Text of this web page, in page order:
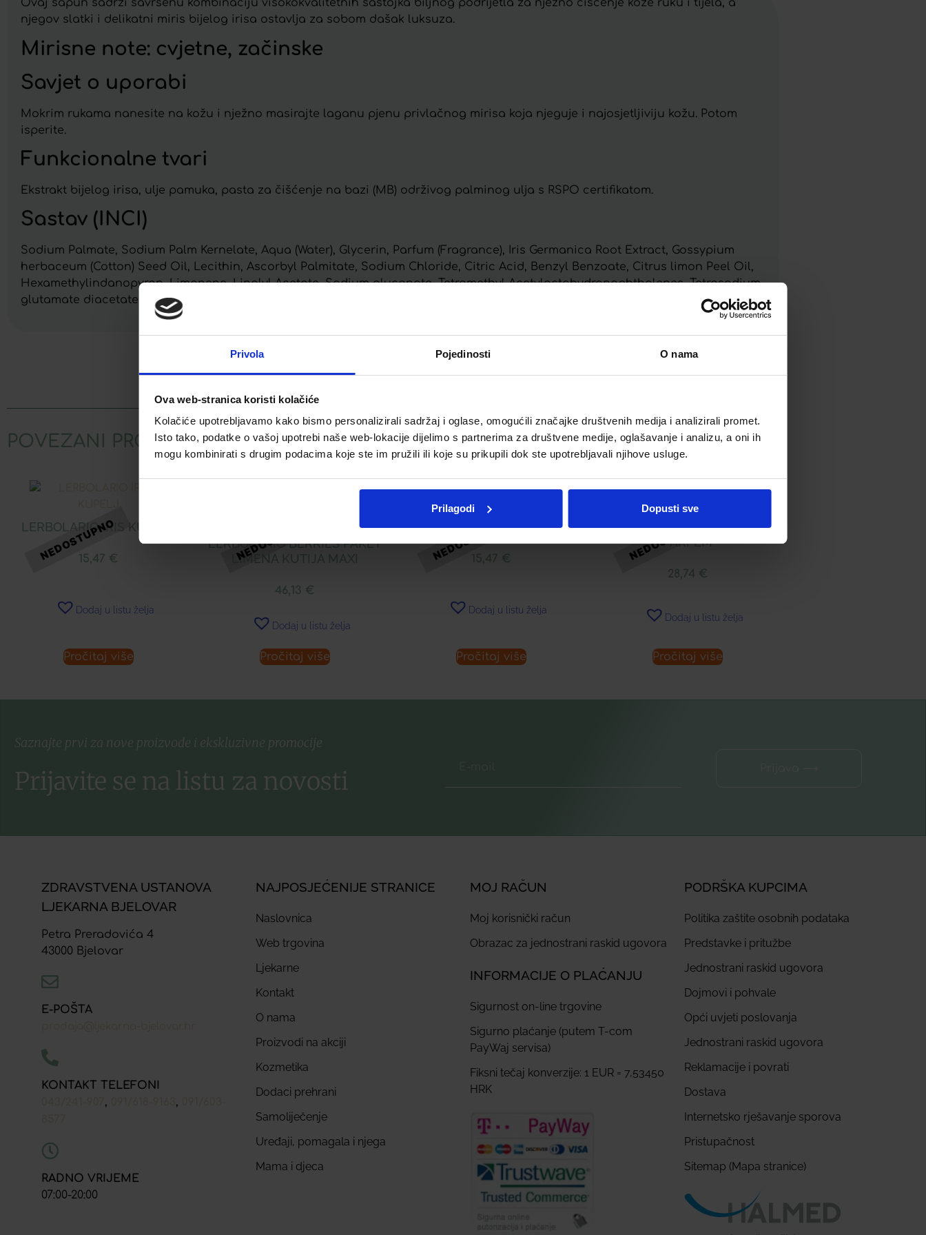
Privola Pojedinosti O nama
Ova web-stranica koristi kolačiće
Kolačiće upotrebljavamo kako bismo personalizirali sadržaj i oglase, omogućili značajke društvenih medija i analizirali promet.
Isto tako, podatke o vašoj upotrebi naše web-lokacije dijelimo s partnerima za društvene medije, oglašavanje i analizu, a oni ih
mogu kombinirati s drugim podacima koje ste im pružili ili koje su prikupili dok ste upotrebljavali njihove usluge.
Prilagodi Dopusti sve
Ovaj sapun sadrži savršenu kombinaciju visokokvalitetnih sastojka biljnog podrijetla za nježno čišćenje kože ruku i tijela, a
njegov slatki i delikatni miris bijelog irisa ostavlja za sobom dašak luksuza.
Mirisne note: cvjetne, začinske
Savjet o uporabi
Mokrim rukama nanesite na kožu i nježno masirajte laganu pjenu privlačnog mirisa koja njeguje i najosjetljiviju kožu. Potom
isperite.
Funkcionalne tvari
Ekstrakt bijelog irisa, ulje pamuka, pasta za čišćenje na bazi (MB) održivog palminog ulja s RSPO certifikatom.
Sastav (INCI)
Sodium Palmate, Sodium Palm Kernelate, Aqua (Water), Glycerin, Parfum (Fragrance), Iris Germanica Root Extract, Gossypium
herbaceum (Cotton) Seed Oil, Lecithin, Ascorbyl Palmitate, Sodium Chloride, Citric Acid, Benzyl Benzoate, Citrus limon Peel Oil,
Hexamethylindanopyran, Limonene, Linalyl Acetate, Sodium gluconate, Tetramethyl Acetyloctahydronaphthalenes, Tetrasodium
glutamate diacetate, Potassium sorbate, Sodium benzoate
Facebook Telegram
POVEZANI PROIZVODI
LERBOLARIO IRIS KUPELJ
15,47 €
Dodaj u listu želja
Pročitaj više
LERBOLARIO BERRIES PAKET
LIMENA KUTIJA MAXI
46,13 €
Dodaj u listu želja
Pročitaj više
LERBOLARIO BERRIES KUPELJ
15,47 €
Dodaj u listu želja
Pročitaj više
LERBOLARIO BERRIES
PARFEM
28,74 €
Dodaj u listu želja
Pročitaj više
Saznajte prvi za nove proizvode i ekskluzivne promocije
Prijavite se na listu za novosti
ZDRAVSTVENA USTANOVA
LJEKARNA BJELOVAR
Petra Preradovića 4
43000 Bjelovar
E-POŠTA
KONTAKT TELEFONI
, ,
RADNO VRIJEME
07:00-20:00
NAJPOSJEĆENIJE STRANICE
Naslovnica
Web trgovina
Ljekarne
Kontakt
O nama
Proizvodi na akciji
Kozmetika
Dodaci prehrani
Samoliječenje
Uređaji, pomagala i njega
Mama i djeca
MOJ RAČUN
Moj korisnički račun
Obrazac za jednostrani raskid ugovora
INFORMACIJE O PLAĆANJU
Sigurnost on-line trgovine
Sigurno plaćanje (putem T-com
PayWaj servisa)
Fiksni tečaj konverzije: 1 EUR = 7,53450
HRK
PODRŠKA KUPCIMA
Politika zaštite osobnih podataka
Predstavke i pritužbe
Jednostrani raskid ugovora
Dojmovi i pohvale
Opći uvjeti poslovanja
Jednostrani raskid ugovora
Reklamacije i povrati
Dostava
Internetsko rješavanje sporova
Pristupačnost
Sitemap (Mapa stranice)